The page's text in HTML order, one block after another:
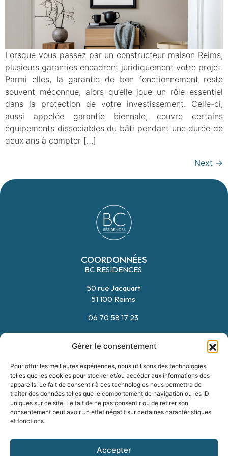
Gérer le consentement
Pour offrir les meilleures expériences, nous utilisons des technologies
telles que les cookies pour stocker et/ou accéder aux informations des
appareils. Le fait de consentir à ces technologies nous permettra de
traiter des données telles que le comportement de navigation ou les ID
uniques sur ce site. Le fait de ne pas consentir ou de retirer son
consentement peut avoir un effet négatif sur certaines caractéristiques
et fonctions.
Accepter
Lorsque vous passez par un constructeur maison Reims,
plusieurs garanties encadrent juridiquement votre projet.
Parmi elles, la garantie de bon fonctionnement reste
souvent méconnue, alors qu’elle joue un rôle essentiel
dans la protection de votre investissement. Celle-ci,
aussi appelée garantie biennale, couvre certains
équipements dissociables du bâti pendant une durée de
deux ans à compter […]
Next →
COORDONNÉES
BC RESIDENCES
50 rue Jacquart
51 100 Reims
06 70 58 17 23
HORAIRES
09:00 – 12:00
14:00 – 18:00
NAVIGATION
Nos terrains
Notre accompagnement